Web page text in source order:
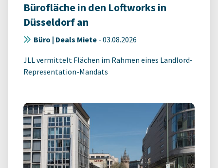
Bürofläche in den Loftworks in
Düsseldorf an
Büro | Deals Miete - 03.08.2026
JLL vermittelt Flächen im Rahmen eines Landlord-
Representation-Mandats